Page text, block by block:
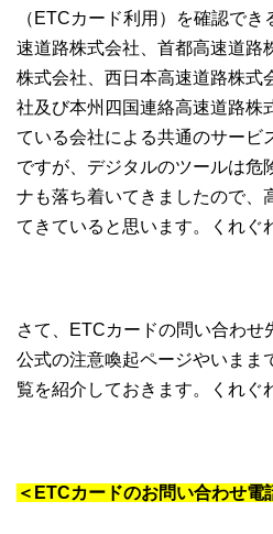
（ETCカード利用）を確認で
速道路株式会社、首都高速道路
株式会社、西日本高速道路株式
社及び本州四国連絡高速道路株
ている会社による共通のサービ
ですが、デジタルのツールは危
ナも落ち着いてきましたので、
てきていると思います。くれぐ
さて、ETCカードの問い合わせ
公式の注意喚起ページやいまま
覧を紹介しておきます。くれぐ
＜ETCカードのお問い合わせ電